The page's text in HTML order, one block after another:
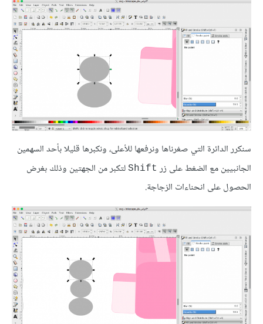
سنكرر الدائرة التي صغرناها ونرفعها للأعلى، ونكبرها قليلا بأحد السهمين
الجانبيين مع الضغط على زر Shift لتكبر من الجهتين وذلك بغرض
الحصول على انحناءات الزجاجة.